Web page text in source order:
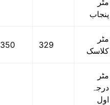
مٹر
پنجاب
350 329
مٹر
کلاسک
مٹر
درجہ
اول